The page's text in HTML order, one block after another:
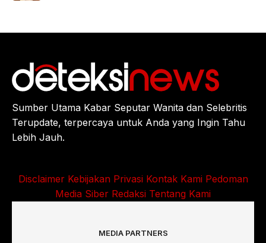
Sumber Utama Kabar Seputar Wanita dan Selebritis
Terupdate, terpercaya untuk Anda yang Ingin Tahu
Lebih Jauh.
Disclaimer Kebijakan Privasi Kontak Kami Pedoman
Media Siber Redaksi Tentang Kami
MEDIA PARTNERS